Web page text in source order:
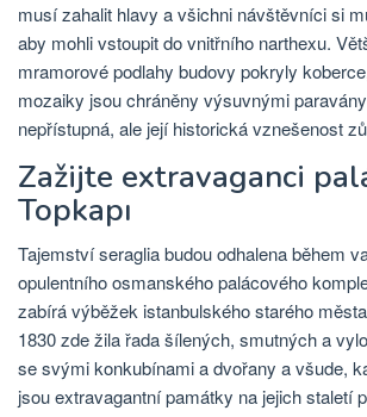
musí zahalit hlavy a všichni návštěvníci si
aby mohli vstoupit do vnitřního narthexu.
mramorové podlahy budovy pokryly
mozaiky jsou chráněny výsuvnými
nepřístupná, ale její historická vznešenost
Zažijte extravaganci
Topkapı
Tajemství seraglia budou odhalena během
opulentního osmanského palácového
zabírá výběžek istanbulského starého
1830 zde žila řada šílených, smutných a
se svými konkubínami a dvořany a všude,
jsou extravagantní památky na jejich staletí